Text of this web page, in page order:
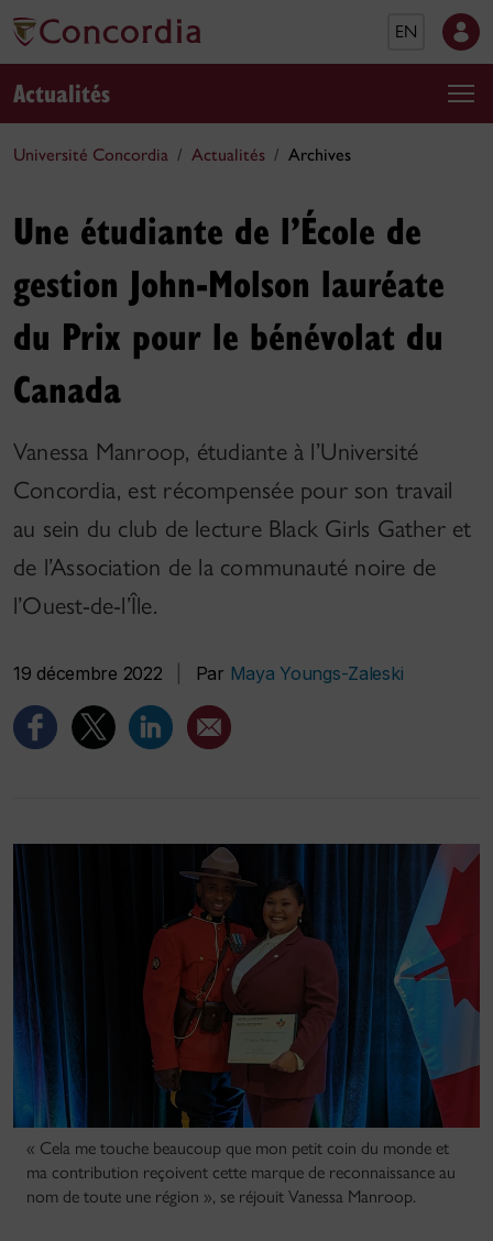
EN
Actualités
Université Concordia Actualités Archives
Une étudiante de l’École de
gestion John-Molson lauréate
du Prix pour le bénévolat du
Canada
Vanessa Manroop, étudiante à l’Université
Concordia, est récompensée pour son travail
au sein du club de lecture Black Girls Gather et
de l’Association de la communauté noire de
l’Ouest-de-l’Île.
19 décembre 2022 Par Maya Youngs-Zaleski
« Cela me touche beaucoup que mon petit coin du monde et
ma contribution reçoivent cette marque de reconnaissance au
nom de toute une région », se réjouit Vanessa Manroop.